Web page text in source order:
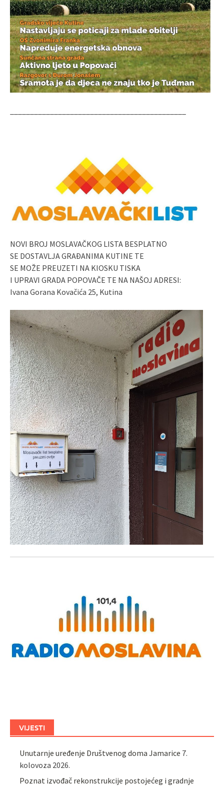
NOVI BROJ MOSLAVAČKOG LISTA BESPLATNO
SE DOSTAVLJA GRAĐANIMA KUTINE TE
SE MOŽE PREUZETI NA KIOSKU TISKA
I UPRAVI GRADA POPOVAČE TE NA NAŠOJ ADRESI:
Ivana Gorana Kovačića 25, Kutina
VIJESTI
Unutarnje uređenje Društvenog doma Jamarice 7.
kolovoza 2026.
Poznat izvođač rekonstrukcije postojećeg i gradnje